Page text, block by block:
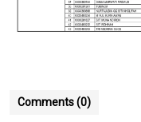
Comments (0)